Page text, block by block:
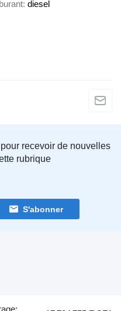
diesel
recevoir de nouvelles
rubrique
S'abonner